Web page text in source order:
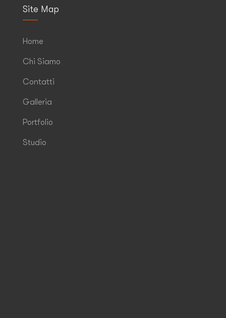
Site Map
Home
Chi Siamo
Contatti
Galleria
Portfolio
Studio